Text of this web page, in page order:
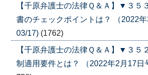
【千原弁護士の法律Ｑ＆Ａ】▼３
書のチェックポイントは？ （2022
03/17) (1762)
【千原弁護士の法律Ｑ＆Ａ】▼３
制適用要件とは？ （2022年2月17日